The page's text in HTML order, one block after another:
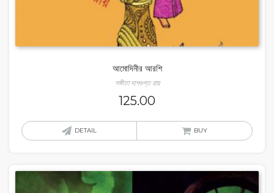
আমোদিনীর আরশি
সঙ্গীতা দাশগুপ্ত রায়
125.00
DETAIL BUY